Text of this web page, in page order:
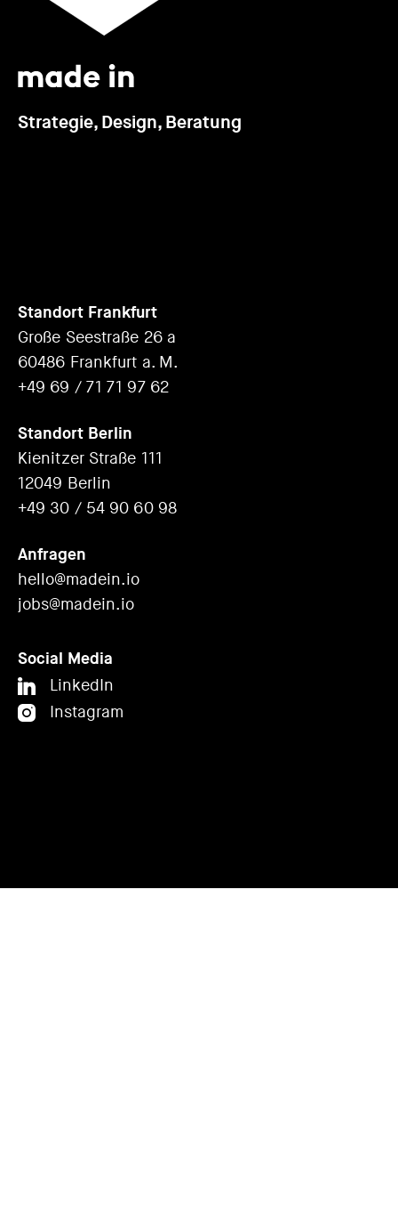
Strategie, Design, Beratung
Standort Frankfurt
Große Seestraße 26 a
60486 Frankfurt a. M.
+49 69 / 71 71 97 62
Standort Berlin
Kienitzer Straße 111
12049 Berlin
+49 30 / 54 90 60 98
Anfragen
hello@madein.io
jobs@madein.io
Social Media
LinkedIn
Instagram